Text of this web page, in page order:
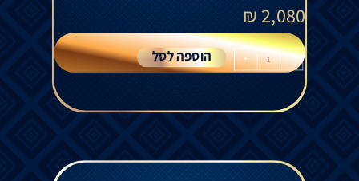
2,080
₪
-
+ הוספה לסל